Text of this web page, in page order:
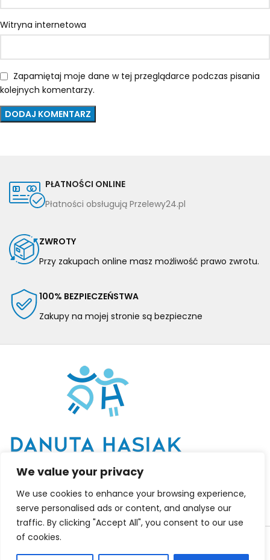
We value your privacy
We use cookies to enhance your browsing experience,
serve personalised ads or content, and analyse our
traffic. By clicking "Accept All", you consent to our use
of cookies.
Witryna internetowa
Zapamiętaj moje dane w tej przeglądarce podczas pisania
kolejnych komentarzy.
PŁATNOŚCI ONLINE
Płatności obsługują Przelewy24.pl
ZWROTY
Przy zakupach online masz możliwość prawo zwrotu.
100% BEZPIECZEŃSTWA
Zakupy na mojej stronie są bezpieczne
2025